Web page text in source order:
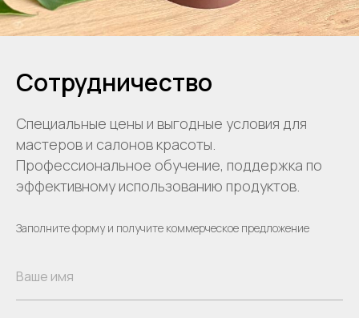
Сотрудничество
Специальные цены и выгодные условия для
мастеров и салонов красоты.
Профессиональное обучение, поддержка по
эффективному использованию продуктов.
Заполните форму и получите коммерческое предложение